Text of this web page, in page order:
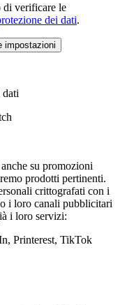
di verificare le
dei dati.
impostazioni
dati
su promozioni
prodotti pertinenti.
crittografati con i
i loro canali pubblicitari
i loro servizi:
Printerest, TikTok